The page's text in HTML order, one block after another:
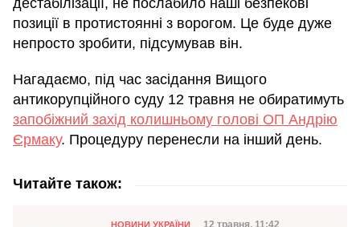
дестабілізації, не послабило наші безпекові
позиції в протистоянні з ворогом. Це буде дуже
непросто зробити, підсумував він.
Нагадаємо, під час засідання Вищого
антикорупційного суду 12 травня не обиратимуть
запобіжний захід колишньому голові ОП Андрію
Єрмаку. Процедуру перенесли на інший день.
Читайте також:
Категорія
НОВИНИ УКРАЇНИ